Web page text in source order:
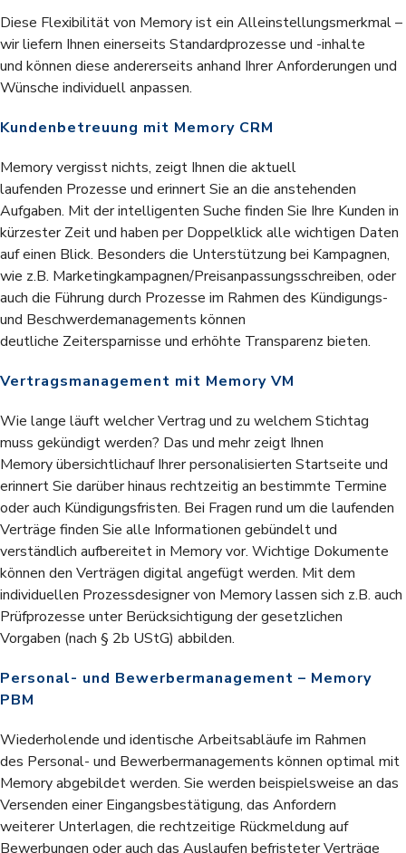
Diese Flexibilität von Memory ist ein Alleinstellungsmerkmal –
wir liefern Ihnen einerseits Standardprozesse und -inhalte
und können diese andererseits anhand Ihrer Anforderungen und
Wünsche individuell anpassen.
Kundenbetreuung mit Memory CRM
Memory vergisst nichts, zeigt Ihnen die aktuell
laufenden Prozesse und erinnert Sie an die anstehenden
Aufgaben. Mit der intelligenten Suche finden Sie Ihre Kunden in
kürzester Zeit und haben per Doppelklick alle wichtigen Daten
auf einen Blick. Besonders die Unterstützung bei Kampagnen,
wie z.B. Marketingkampagnen/Preisanpassungsschreiben, oder
auch die Führung durch Prozesse im Rahmen des Kündigungs-
und Beschwerdemanagements können
deutliche Zeitersparnisse und erhöhte Transparenz bieten.
Vertragsmanagement mit Memory VM
Wie lange läuft welcher Vertrag und zu welchem Stichtag
muss gekündigt werden? Das und mehr zeigt Ihnen
Memory übersichtlichauf Ihrer personalisierten Startseite und
erinnert Sie darüber hinaus rechtzeitig an bestimmte Termine
oder auch Kündigungsfristen. Bei Fragen rund um die laufenden
Verträge finden Sie alle Informationen gebündelt und
verständlich aufbereitet in Memory vor. Wichtige Dokumente
können den Verträgen digital angefügt werden. Mit dem
individuellen Prozessdesigner von Memory lassen sich z.B. auch
Prüfprozesse unter Berücksichtigung der gesetzlichen
Vorgaben (nach § 2b UStG) abbilden.
Personal- und Bewerbermanagement – Memory
PBM
Wiederholende und identische Arbeitsabläufe im Rahmen
des Personal- und Bewerbermanagements können optimal mit
Memory abgebildet werden. Sie werden beispielsweise an das
Versenden einer Eingangsbestätigung, das Anfordern
weiterer Unterlagen, die rechtzeitige Rückmeldung auf
Bewerbungen oder auch das Auslaufen befristeter Verträge